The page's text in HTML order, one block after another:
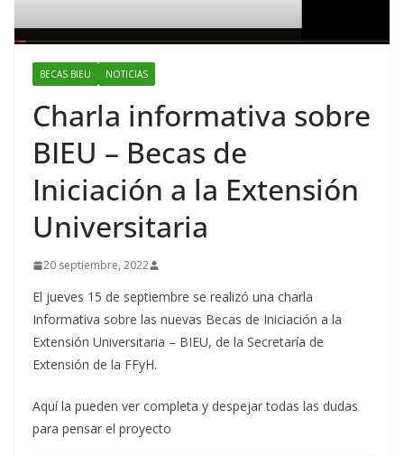
BECAS BIEU NOTICIAS
Charla informativa sobre
BIEU – Becas de
Iniciación a la Extensión
Universitaria
20 septiembre, 2022
El jueves 15 de septiembre se realizó una charla
Informativa sobre las nuevas Becas de Iniciación a la
Extensión Universitaria – BIEU, de la Secretaría de
Extensión de la FFyH.
Aquí la pueden ver completa y despejar todas las dudas
para pensar el proyecto